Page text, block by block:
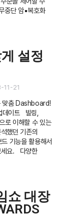
중단 암▪복호화
설정
11-21
맞춤 Dashboard!
이트 빌링,
로 이해할 수 있는
했던 기존의
기능을 활용해서
세요. 다양한
쇼 대장